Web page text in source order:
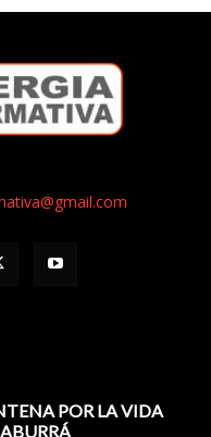
POR LA VIDA